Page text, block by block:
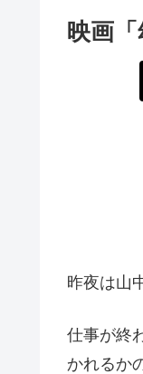
映画「
昨夜は山
仕事が終
かれるか